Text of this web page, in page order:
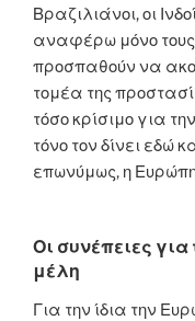
Βραζιλιάνοι, οι
αναφέρω μόνο τους
προσπαθούν να
τομέα της
τόσο κρίσιμο για
τόνο τον δίνει εδώ
επωνύμως, η
Οι συνέπειες
μέλη
Για την ίδια την